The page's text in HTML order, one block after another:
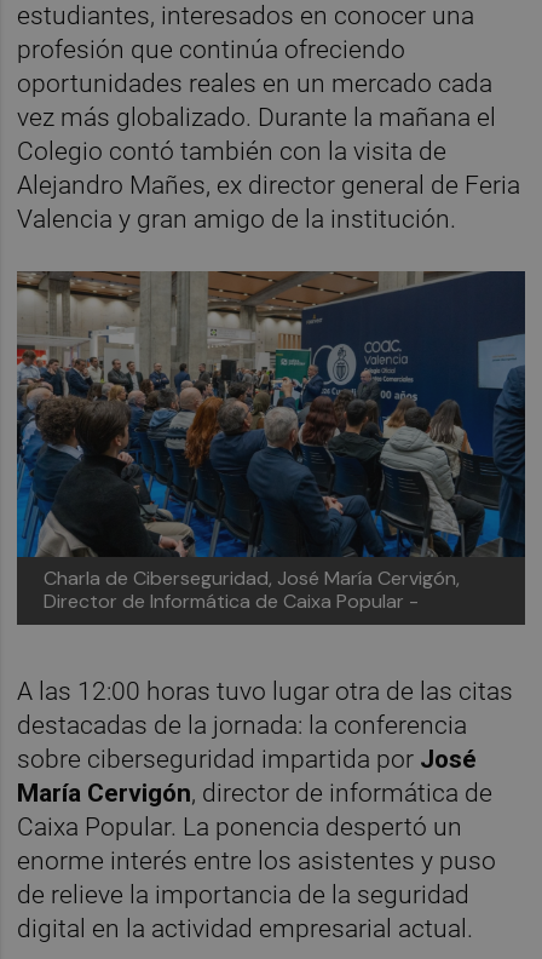
estudiantes, interesados en conocer una
profesión que continúa ofreciendo
oportunidades reales en un mercado cada
vez más globalizado. Durante la mañana el
Colegio contó también con la visita de
Alejandro Mañes, ex director general de Feria
Valencia y gran amigo de la institución.
Charla de Ciberseguridad, José María Cervigón,
Director de Informática de Caixa Popular -
A las 12:00 horas tuvo lugar otra de las citas
destacadas de la jornada: la conferencia
sobre ciberseguridad impartida por José
María Cervigón, director de informática de
Caixa Popular. La ponencia despertó un
enorme interés entre los asistentes y puso
de relieve la importancia de la seguridad
digital en la actividad empresarial actual.